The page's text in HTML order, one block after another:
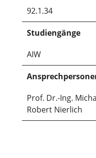
92.1.34
Studiengänge
AIW
Prof. Dr.-Ing.
Robert Nierlich